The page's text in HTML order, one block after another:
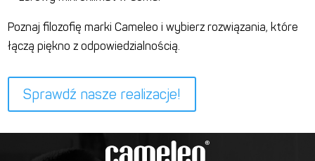
Poznaj filozofię marki Cameleo i wybierz rozwiązania, które
łączą piękno z odpowiedzialnością.
Sprawdź nasze realizacje!